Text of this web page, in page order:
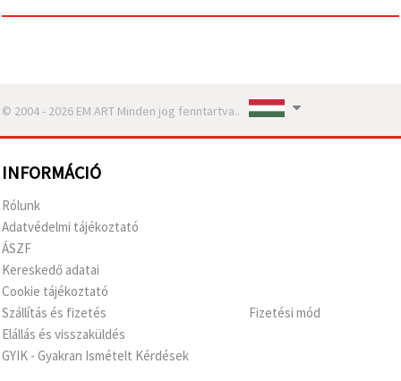
© 2004 - 2026 EM ART Minden jog fenntartva..
INFORMÁCIÓ
Rólunk
Adatvédelmi tájékoztató
ÁSZF
Kereskedő adatai
Cookie tájékoztató
Szállítás és fizetés
Elállás és visszaküldés
GYIK - Gyakran Ismételt Kérdések
Fizetési mód